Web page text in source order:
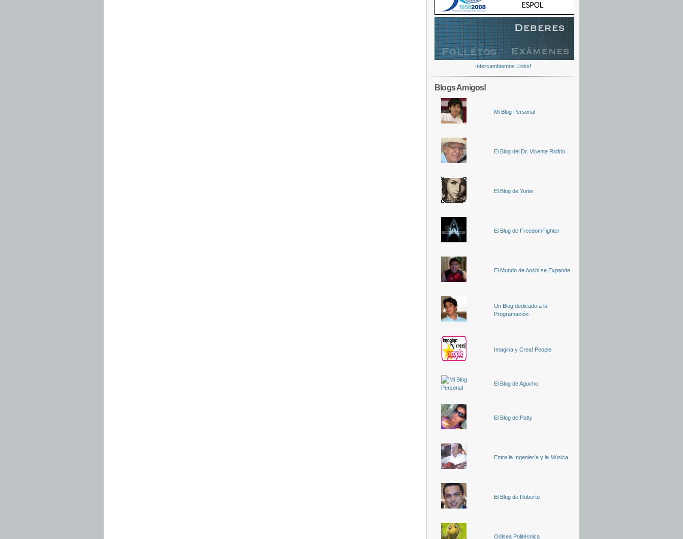
Intercambiemos Links!
Blogs Amigos!
Mi Blog Personal
El Blog del Dr. Vicente Riofrio
El Blog de Yunie
El Blog de FreedomFighter
El Mundo de Aoshi se Expande
Un Blog dedicado a la
Programación
Imagina y Crea! People
El Blog de Agucho
El Blog de Patty
Entre la Ingeniería y la Música
El Blog de Roberto
Odisea Politécnica